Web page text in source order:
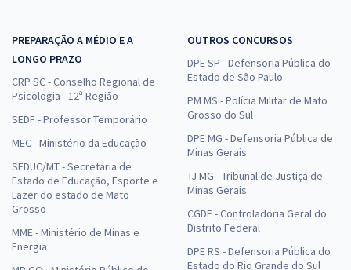
PREPARAÇÃO A MÉDIO E A
LONGO PRAZO
CRP SC - Conselho Regional de
Psicologia - 12ª Região
SEDF - Professor Temporário
MEC - Ministério da Educação
SEDUC/MT - Secretaria de
Estado de Educação, Esporte e
Lazer do estado de Mato
Grosso
MME - Ministério de Minas e
Energia
OUTROS CONCURSOS
DPE SP - Defensoria Pública do
Estado de São Paulo
PM MS - Polícia Militar de Mato
Grosso do Sul
DPE MG - Defensoria Pública de
Minas Gerais
TJ MG - Tribunal de Justiça de
Minas Gerais
CGDF - Controladoria Geral do
Distrito Federal
DPE RS - Defensoria Pública do
Estado do Rio Grande do Sul